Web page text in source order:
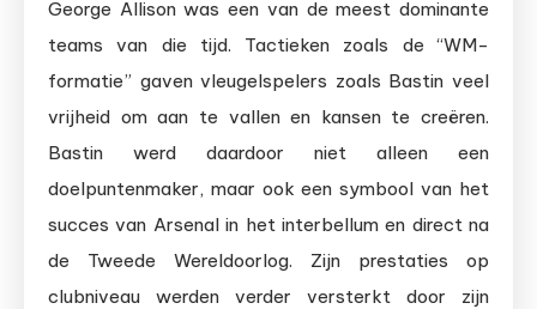
George Allison was een van de meest dominante
teams van die tijd. Tactieken zoals de “WM-
formatie” gaven vleugelspelers zoals Bastin veel
vrijheid om aan te vallen en kansen te creëren.
Bastin werd daardoor niet alleen een
doelpuntenmaker, maar ook een symbool van het
succes van Arsenal in het interbellum en direct na
de Tweede Wereldoorlog. Zijn prestaties op
clubniveau werden verder versterkt door zijn